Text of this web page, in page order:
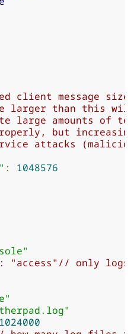
client message
larger than this will
large amounts of
but
attacks
:
1048576
only logs
1024000